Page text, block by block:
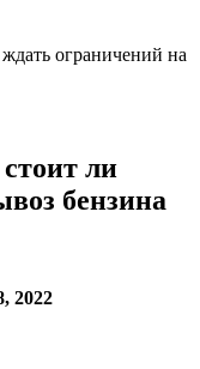
ограничений на
ли
бензина
2022